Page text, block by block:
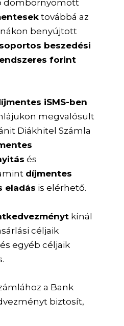
dombornyomott
továbbá az
benyújtott
beszedési
forint
iSMS-ben
megvalósult
Diákhitel Számla
és
díjmentes
eladás is elérhető.
kínál
céljaik
egyéb céljaik
a Bank
biztosít,